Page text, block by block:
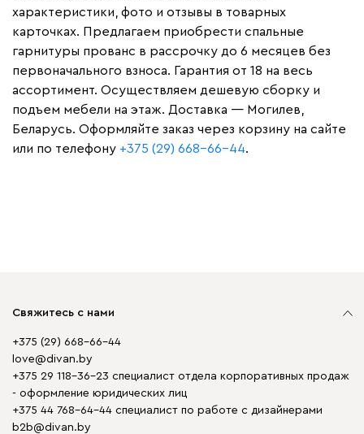
характеристики, фото и отзывы в товарных
карточках. Предлагаем приобрести спальные
гарнитуры прованс в рассрочку до 6 месяцев без
первоначального взноса. Гарантия от 18 на весь
ассортимент. Осуществляем дешевую сборку и
подъем мебели на этаж. Доставка — Могилев,
Беларусь. Оформляйте заказ через корзину на сайте
или по телефону +375 (29) 668-66-44.
Свяжитесь с нами
+375 (29) 668-66-44
love@divan.by
+375 29 118-36-23 специалист отдела корпоративных продаж
- оформление юридических лиц
+375 44 768-64-44 специалист по работе с дизайнерами
b2b@divan.by